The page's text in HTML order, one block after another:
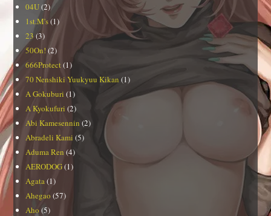
04U(2)
1st.M's(1)
23 (3)
50On! (2)
666Protect (1)
70 Nenshiki Yuukyuu Kikan (1)
A Gokuburi (1)
A Kyokufuri (2)
Abi Kamesennin (2)
Abradeli Kami (5)
Aduma Ren (4)
AERODOG(1)
Agata (1)
Ahegao (57)
Aho (5)